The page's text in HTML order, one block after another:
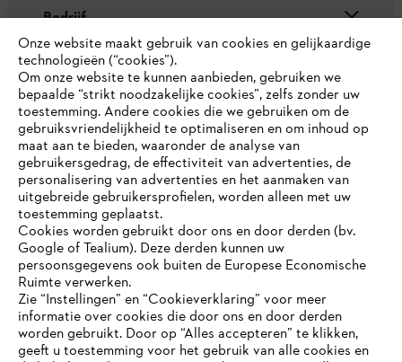
Bedrijf
STIHL FAQ
Contact
Gegevensbescherming
Cookie-informatie Juridische informatie
JE BROWSER WORDT NIET
ONDERSTEUND
Onze website maakt gebruik van cookies en gelijkaardige
technologieën (“cookies”).
Om onze website te kunnen aanbieden, gebruiken we
bepaalde “strikt noodzakelijke cookies”, zelfs zonder uw
toestemming. Andere cookies die we gebruiken om de
gebruiksvriendelijkheid te optimaliseren en om inhoud op
maat aan te bieden, waaronder de analyse van
gebruikersgedrag, de effectiviteit van advertenties, de
personalisering van advertenties en het aanmaken van
uitgebreide gebruikersprofielen, worden alleen met uw
toestemming geplaatst.
Cookies worden gebruikt door ons en door derden (bv.
Google of Tealium). Deze derden kunnen uw
persoonsgegevens ook buiten de Europese Economische
Ruimte verwerken.
Zie “Instellingen” en “Cookieverklaring” voor meer
informatie over cookies die door ons en door derden
worden gebruikt. Door op “Alles accepteren” te klikken,
geeft u toestemming voor het gebruik van alle cookies en